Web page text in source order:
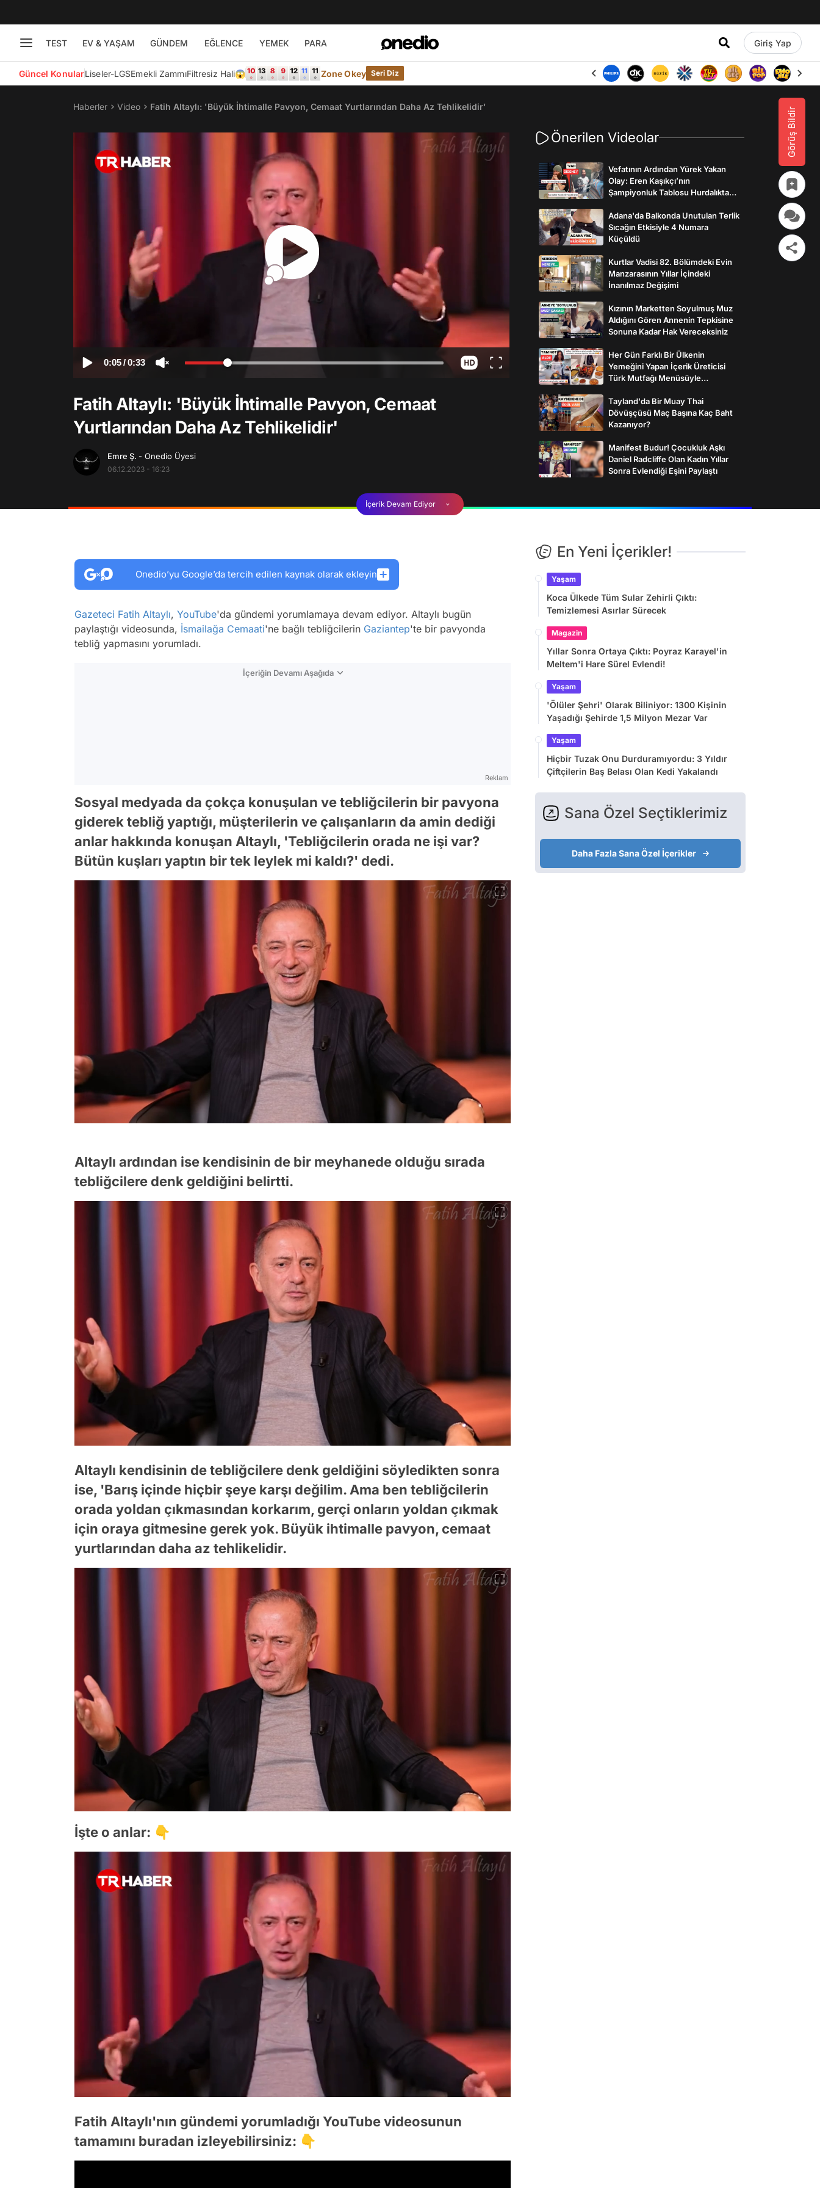
TEST EV & YAŞAM GÜNDEM EĞLENCE YEMEK PARA Giriş Yap
Güncel KonularLiseler-LGSEmekli ZammıFiltresiz Hali😱 Zone Okey Seri Diz
Görüş Bildir
Haberler Video Fatih Altaylı: 'Büyük İhtimalle Pavyon, Cemaat Yurtlarından Daha Az Tehlikelidir'
0:05/0:33
Fatih Altaylı: 'Büyük İhtimalle Pavyon, Cemaat
Yurtlarından Daha Az Tehlikelidir'
Emre Ş. - Onedio Üyesi
06.12.2023 - 16:23
Önerilen Videolar
Vefatının Ardından Yürek Yakan
Olay: Eren Kaşıkçı’nın
Şampiyonluk Tablosu Hurdalıkta
Adana'da Balkonda Unutulan Terlik
Sıcağın Etkisiyle 4 Numara
Küçüldü
Kurtlar Vadisi 82. Bölümdeki Evin
Manzarasının Yıllar İçindeki
İnanılmaz Değişimi
Kızının Marketten Soyulmuş Muz
Aldığını Gören Annenin Tepkisine
Sonuna Kadar Hak Vereceksiniz
Her Gün Farklı Bir Ülkenin
Yemeğini Yapan İçerik Üreticisi
Türk Mutfağı Menüsüyle
Tayland'da Bir Muay Thai
Dövüşçüsü Maç Başına Kaç Baht
Kazanıyor?
Manifest Budur! Çocukluk Aşkı
Daniel Radcliffe Olan Kadın Yıllar
Sonra Evlendiği Eşini Paylaştı
İçerik Devam Ediyor
Onedio’yu Google’da tercih edilen kaynak olarak ekleyin
Gazeteci Fatih Altaylı, YouTube'da gündemi yorumlamaya devam ediyor. Altaylı bugün
paylaştığı videosunda, İsmailağa Cemaati'ne bağlı tebliğcilerin Gaziantep'te bir pavyonda
tebliğ yapmasını yorumladı.
İçeriğin Devamı Aşağıda
Reklam
Sosyal medyada da çokça konuşulan ve tebliğcilerin bir pavyona
giderek tebliğ yaptığı, müşterilerin ve çalışanların da amin dediği
anlar hakkında konuşan Altaylı, 'Tebliğcilerin orada ne işi var?
Bütün kuşları yaptın bir tek leylek mi kaldı?' dedi.
Altaylı ardından ise kendisinin de bir meyhanede olduğu sırada
tebliğcilere denk geldiğini belirtti.
Altaylı kendisinin de tebliğcilere denk geldiğini söyledikten sonra
ise, 'Barış içinde hiçbir şeye karşı değilim. Ama ben tebliğcilerin
orada yoldan çıkmasından korkarım, gerçi onların yoldan çıkmak
için oraya gitmesine gerek yok. Büyük ihtimalle pavyon, cemaat
yurtlarından daha az tehlikelidir.
İşte o anlar: 👇
/
Fatih Altaylı'nın gündemi yorumladığı YouTube videosunun
tamamını buradan izleyebilirsiniz: 👇
En Yeni İçerikler!
Yaşam
Koca Ülkede Tüm Sular Zehirli Çıktı:
Temizlemesi Asırlar Sürecek
Magazin
Yıllar Sonra Ortaya Çıktı: Poyraz Karayel'in
Meltem'i Hare Sürel Evlendi!
Yaşam
'Ölüler Şehri' Olarak Biliniyor: 1300 Kişinin
Yaşadığı Şehirde 1,5 Milyon Mezar Var
Yaşam
Hiçbir Tuzak Onu Durduramıyordu: 3 Yıldır
Çiftçilerin Baş Belası Olan Kedi Yakalandı
Sana Özel Seçtiklerimiz
Daha Fazla Sana Özel İçerikler